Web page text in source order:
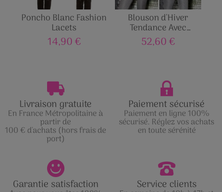
Poncho Blanc Fashion
Lacets
14,90 €
Blouson d'Hiver
Tendance Avec
Capuche
52,60 €
Livraison gratuite
En France Métropolitaine à
partir de
100 € d'achats (hors frais de
port)
Paiement sécurisé
Paiement en ligne 100%
sécurisé. Réglez vos achats
en toute sérénité
Garantie satisfaction Service clients